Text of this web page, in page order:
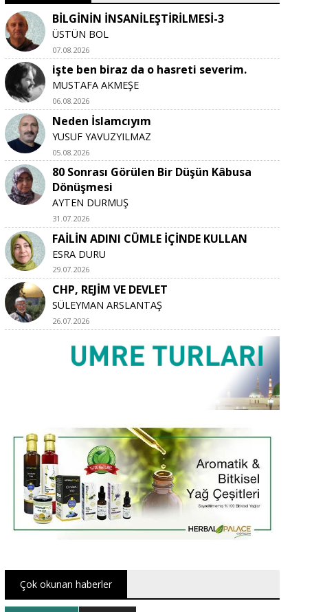
BİLGİNİN İNSANİLEŞTİRİLMESİ-3
ÜSTÜN BOL
07.08.2026
işte ben biraz da o hasreti severim.
MUSTAFA AKMEŞE
06.08.2026
Neden İslamcıyım
YUSUF YAVUZYILMAZ
05.08.2026
80 Sonrası Görülen Bir Düşün Kâbusa
Dönüşmesi
AYTEN DURMUŞ
31.07.2026
FAİLİN ADINI CÜMLE İÇİNDE KULLAN
ESRA DURU
29.07.2026
CHP, REJİM VE DEVLET
SÜLEYMAN ARSLANTAŞ
26.07.2026
Çok okunan haberler